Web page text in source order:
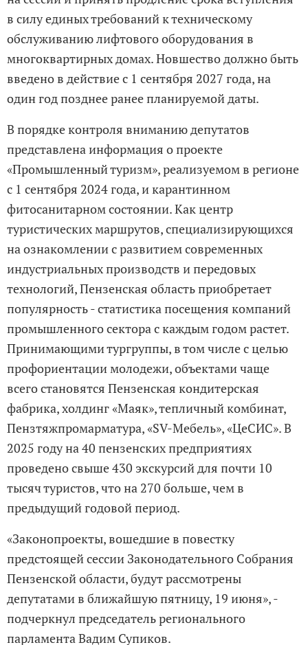
в силу единых требований к техническому
обслуживанию лифтового оборудования в
многоквартирных домах. Новшество должно быть
введено в действие с 1 сентября 2027 года, на
один год позднее ранее планируемой даты.
В порядке контроля вниманию депутатов
представлена информация о проекте
«Промышленный туризм», реализуемом в регионе
с 1 сентября 2024 года, и карантинном
фитосанитарном состоянии. Как центр
туристических маршрутов, специализирующихся
на ознакомлении с развитием современных
индустриальных производств и передовых
технологий, Пензенская область приобретает
популярность - статистика посещения компаний
промышленного сектора с каждым годом растет.
Принимающими тургруппы, в том числе с целью
профориентации молодежи, объектами чаще
всего становятся Пензенская кондитерская
фабрика, холдинг «Маяк», тепличный комбинат,
Пензтяжпромарматура, «SV-Мебель», «ЦеСИС». В
2025 году на 40 пензенских предприятиях
проведено свыше 430 экскурсий для почти 10
тысяч туристов, что на 270 больше, чем в
предыдущий годовой период.
«Законопроекты, вошедшие в повестку
предстоящей сессии Законодательного Собрания
Пензенской области, будут рассмотрены
депутатами в ближайшую пятницу, 19 июня», -
подчеркнул председатель регионального
парламента Вадим Супиков.